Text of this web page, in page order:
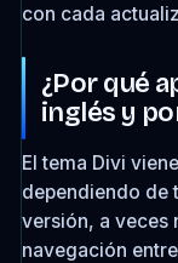
con cada
¿Por qué
inglés y
El tema Divi
dependiendo de
versión, a veces
navegación